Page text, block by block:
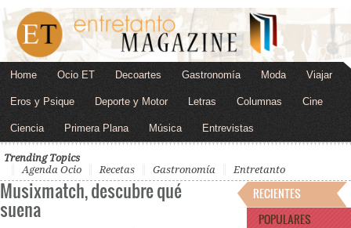
Home Ocio ET Decoartes Gastronomía Moda Viajar
Eros y Psique Deporte y Motor Letras Columnas Cine
Ciencia Primera Plana Música Entrevistas
Trending Topics
Agenda Ocio
Recetas Gastronomía Entretanto
Musixmatch, descubre qué
suena
RECIENTES
POPULARES